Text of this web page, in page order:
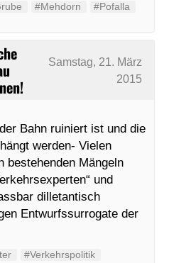
#Mehdorn
#Pofalla
Samstag, 21. März
2015
Bahn ruiniert ist und die
werden- Vielen
Mängeln
und
dilletantisch
Entwurfssurrogate der
#Verkehrspolitik